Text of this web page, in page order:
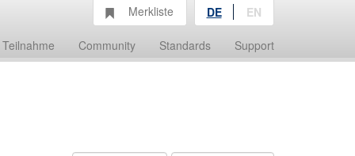
Teilnahme Community Standards Support
Merkliste DE EN